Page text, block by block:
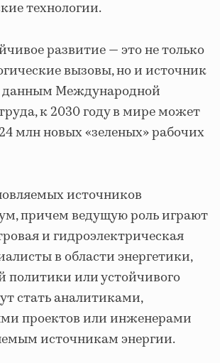
технологии.
развитие — это не только
вызовы, но и источник
данным Международной
к 2030 году в мире может
млн новых «зеленых» рабочих
источников
причем ведущую роль играют
и гидроэлектрическая
в области энергетики,
политики или устойчивого
стать аналитиками,
проектов или инженерами
источникам энергии.